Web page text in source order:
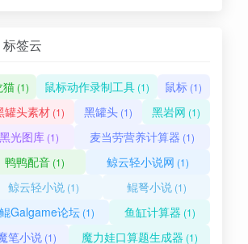
标签云
猫(1) 鼠标动作录制工具(1) 鼠标 (1)
罐头素材 (1) 黑罐头 (1) 黑岩网 (1)
黑光图库 (1) 麦当劳营养计算器 (1)
鸭鸭配音 (1) 鲸云轻小说网 (1)
鲸云轻小说(1) 鲲弩小说(1)
鲲Galgame论坛(1) 鱼缸计算器 (1)
笔小说(1) 魔力娃口算题生成器 (1)